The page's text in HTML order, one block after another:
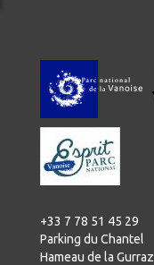
+33 7 78 51 45 29
Parking du Chantel
Hameau de la Gurraz